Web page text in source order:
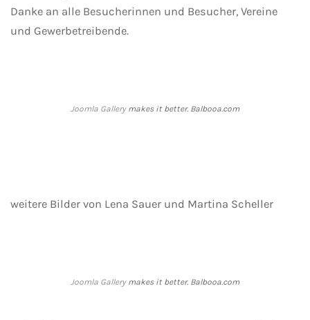
Danke an alle Besucherinnen und Besucher, Vereine
und Gewerbetreibende.
Joomla Gallerymakes it better. Balbooa.com
weitere Bilder von Lena Sauer und Martina Scheller
Joomla Gallerymakes it better. Balbooa.com